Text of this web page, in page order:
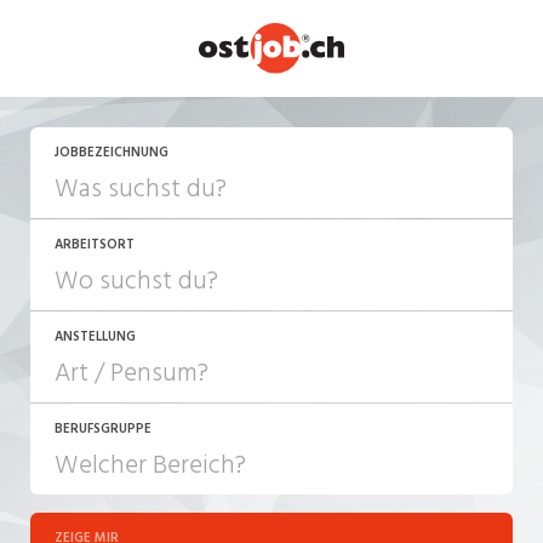
JOBBEZEICHNUNG
ARBEITSORT
ANSTELLUNG
JOB-TYP
Festanstellung
BERUFSGRUPPE
ZEIGE MIR